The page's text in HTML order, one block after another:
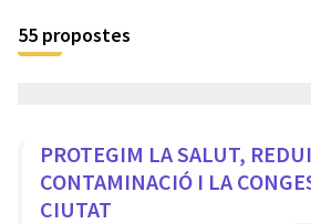
55 propostes
PROTEGIM LA SALUT,
CONTAMINACIÓ I LA
CIUTAT